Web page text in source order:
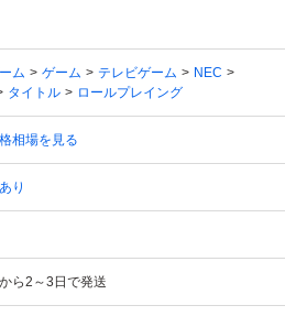
ム ゲーム テレビゲーム
NEC
タイトル ロールプレイング
相場を見る
り
ら2～3日で発送